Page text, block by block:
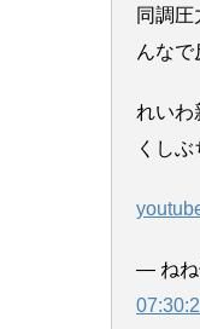
同調圧
んなで
れいわ
くし
— ねね